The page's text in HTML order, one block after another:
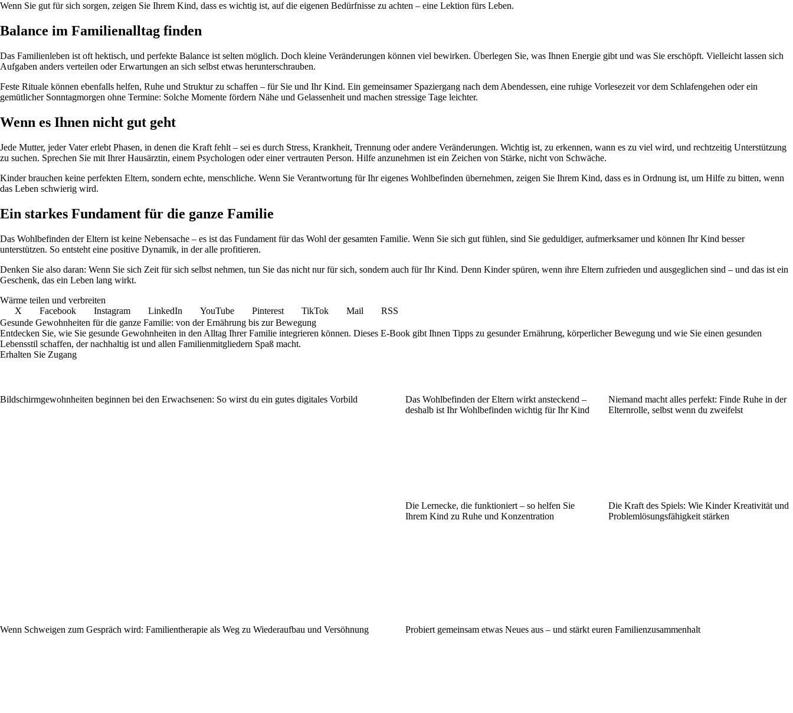
Wenn Sie gut für sich sorgen, zeigen Sie Ihrem Kind, dass es wichtig ist, auf die eigenen Bedürfnisse zu achten – eine Lektion fürs Leben.
Balance im Familienalltag finden
Das Familienleben ist oft hektisch, und perfekte Balance ist selten möglich. Doch kleine Veränderungen können viel bewirken. Überlegen Sie, was Ihnen Energie gibt und was Sie erschöpft. Vielleicht lassen sich
Aufgaben anders verteilen oder Erwartungen an sich selbst etwas herunterschrauben.
Feste Rituale können ebenfalls helfen, Ruhe und Struktur zu schaffen – für Sie und Ihr Kind. Ein gemeinsamer Spaziergang nach dem Abendessen, eine ruhige Vorlesezeit vor dem Schlafengehen oder ein
gemütlicher Sonntagmorgen ohne Termine: Solche Momente fördern Nähe und Gelassenheit und machen stressige Tage leichter.
Wenn es Ihnen nicht gut geht
Jede Mutter, jeder Vater erlebt Phasen, in denen die Kraft fehlt – sei es durch Stress, Krankheit, Trennung oder andere Veränderungen. Wichtig ist, zu erkennen, wann es zu viel wird, und rechtzeitig Unterstützung
zu suchen. Sprechen Sie mit Ihrer Hausärztin, einem Psychologen oder einer vertrauten Person. Hilfe anzunehmen ist ein Zeichen von Stärke, nicht von Schwäche.
Kinder brauchen keine perfekten Eltern, sondern echte, menschliche. Wenn Sie Verantwortung für Ihr eigenes Wohlbefinden übernehmen, zeigen Sie Ihrem Kind, dass es in Ordnung ist, um Hilfe zu bitten, wenn
das Leben schwierig wird.
Ein starkes Fundament für die ganze Familie
Das Wohlbefinden der Eltern ist keine Nebensache – es ist das Fundament für das Wohl der gesamten Familie. Wenn Sie sich gut fühlen, sind Sie geduldiger, aufmerksamer und können Ihr Kind besser
unterstützen. So entsteht eine positive Dynamik, in der alle profitieren.
Denken Sie also daran: Wenn Sie sich Zeit für sich selbst nehmen, tun Sie das nicht nur für sich, sondern auch für Ihr Kind. Denn Kinder spüren, wenn ihre Eltern zufrieden und ausgeglichen sind – und das ist ein
Geschenk, das ein Leben lang wirkt.
Wärme teilen und verbreiten
X
Facebook Instagram LinkedIn YouTube Pinterest TikTok Mail
RSS
Gesunde Gewohnheiten für die ganze Familie: von der Ernährung bis zur Bewegung
Entdecken Sie, wie Sie gesunde Gewohnheiten in den Alltag Ihrer Familie integrieren können. Dieses E-Book gibt Ihnen Tipps zu gesunder Ernährung, körperlicher Bewegung und wie Sie einen gesunden
Lebensstil schaffen, der nachhaltig ist und allen Familienmitgliedern Spaß macht.
Erhalten Sie Zugang
Bildschirmgewohnheiten beginnen bei den Erwachsenen: So wirst du ein gutes digitales Vorbild
Das Wohlbefinden der Eltern wirkt ansteckend –
deshalb ist Ihr Wohlbefinden wichtig für Ihr Kind
Niemand macht alles perfekt: Finde Ruhe in der
Elternrolle, selbst wenn du zweifelst
Die Lernecke, die funktioniert – so helfen Sie
Ihrem Kind zu Ruhe und Konzentration
Die Kraft des Spiels: Wie Kinder Kreativität und
Problemlösungsfähigkeit stärken
Wenn Schweigen zum Gespräch wird: Familientherapie als Weg zu Wiederaufbau und Versöhnung Probiert gemeinsam etwas Neues aus – und stärkt euren Familienzusammenhalt